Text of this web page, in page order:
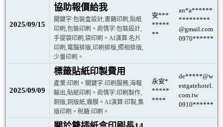
2025/09/15
協助報價給我
關鍵字:包裝盒設計,書籍印刷,貼紙
印刷,包裝印刷。商情字:包裝設計,
手提袋印刷,袋印刷。AI演算:名片
印刷,電腦排版,印刷排版,照相排版,
少量印刷。
安***
*****
**
an*a******
*********
@gmail.com
0970******
2025/09/09
標籤貼紙印製費用
產業:印刷。關鍵字:印刷服務,海報
輸出,貼紙印刷。商情字:印刷製作,
銅版,銅版紙,霧膜。AI演算:印製,集
版印刷。稅籍:印刷。
永安*
*****
****
de*****@w
estgatehotel.
com.tw
0910******